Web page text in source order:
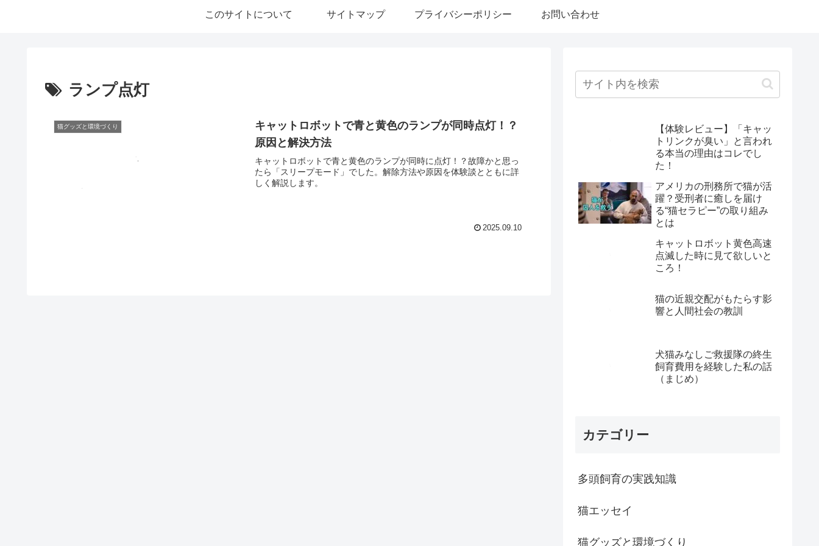
このサイトについて サイトマップ プライバシーポリシー お問い合わせ
ランプ点灯
猫グッズと環境づくり
キャットロボットで青と黄色のランプが同時点灯！？
原因と解決方法
キャットロボットで青と黄色のランプが同時に点灯！？故障かと思っ
たら「スリープモード」でした。解除方法や原因を体験談とともに詳
しく解説します。
2025.09.10
【体験レビュー】「キャッ
トリンクが臭い」と言われ
る本当の理由はコレでし
た！
アメリカの刑務所で猫が活
躍？受刑者に癒しを届け
る“猫セラピー”の取り組み
とは
キャットロボット黄色高速
点滅した時に見て欲しいと
ころ！
猫の近親交配がもたらす影
響と人間社会の教訓
犬猫みなしご救援隊の終生
飼育費用を経験した私の話
（まじめ）
カテゴリー
多頭飼育の実践知識
猫エッセイ
猫グッズと環境づくり